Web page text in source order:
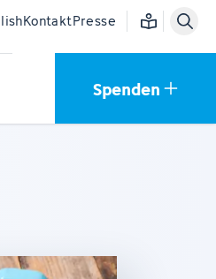
KontaktPresse Einfache
Spenden